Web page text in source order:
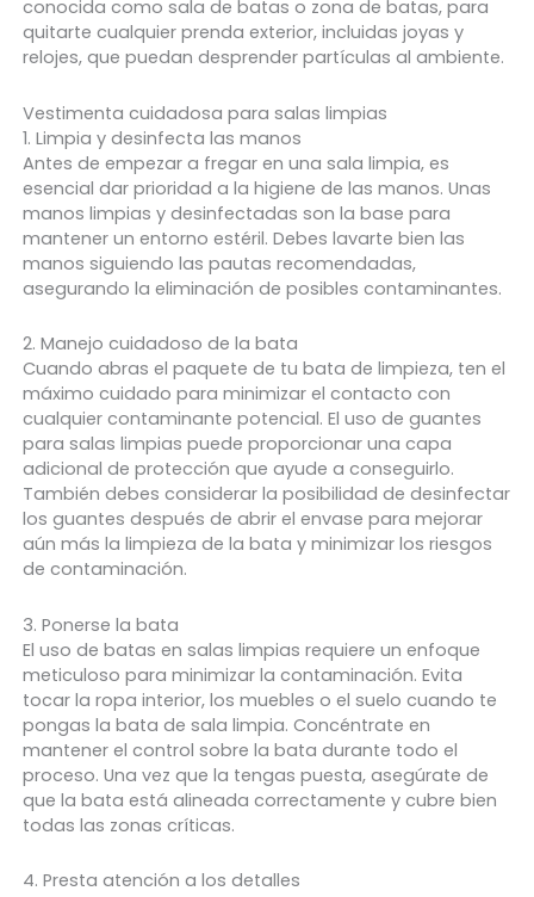
conocida como sala de batas o zona de batas, para
quitarte cualquier prenda exterior, incluidas joyas y
relojes, que puedan desprender partículas al ambiente.
Vestimenta cuidadosa para salas limpias
1. Limpia y desinfecta las manos
Antes de empezar a fregar en una sala limpia, es
esencial dar prioridad a la higiene de las manos. Unas
manos limpias y desinfectadas son la base para
mantener un entorno estéril. Debes lavarte bien las
manos siguiendo las pautas recomendadas,
asegurando la eliminación de posibles contaminantes.
2. Manejo cuidadoso de la bata
Cuando abras el paquete de tu bata de limpieza, ten el
máximo cuidado para minimizar el contacto con
cualquier contaminante potencial. El uso de guantes
para salas limpias puede proporcionar una capa
adicional de protección que ayude a conseguirlo.
También debes considerar la posibilidad de desinfectar
los guantes después de abrir el envase para mejorar
aún más la limpieza de la bata y minimizar los riesgos
de contaminación.
3. Ponerse la bata
El uso de batas en salas limpias requiere un enfoque
meticuloso para minimizar la contaminación. Evita
tocar la ropa interior, los muebles o el suelo cuando te
pongas la bata de sala limpia. Concéntrate en
mantener el control sobre la bata durante todo el
proceso. Una vez que la tengas puesta, asegúrate de
que la bata está alineada correctamente y cubre bien
todas las zonas críticas.
4. Presta atención a los detalles